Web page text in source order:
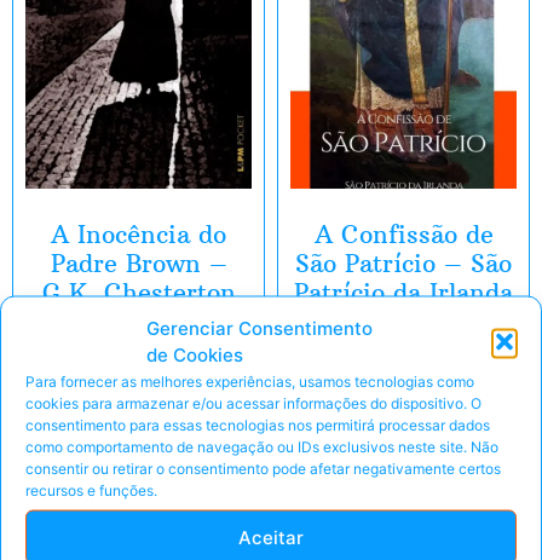
Gerenciar Consentimento
de Cookies
Para fornecer as melhores experiências, usamos tecnologias como
cookies para armazenar e/ou acessar informações do dispositivo. O
consentimento para essas tecnologias nos permitirá processar dados
como comportamento de navegação ou IDs exclusivos neste site. Não
consentir ou retirar o consentimento pode afetar negativamente certos
recursos e funções.
Aceitar
A Inocência do
Padre Brown –
G.K. Chesterton
Valor sugerido
R$7,99
Eu Quero!
Peça pelo Whats'App
A Confissão de
São Patrício – São
Patrício da Irlanda
Valor sugerido
R$7,99
Eu Quero!